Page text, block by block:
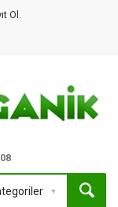
Ol .